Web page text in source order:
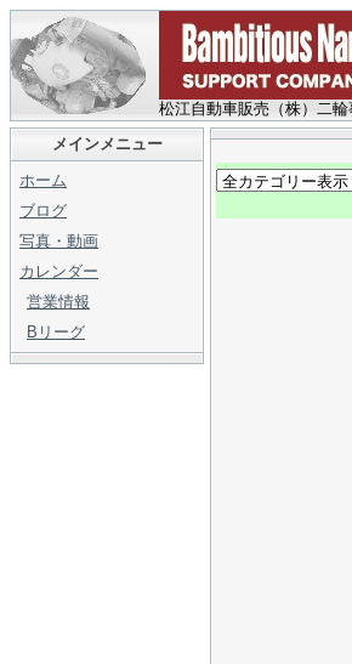
松江自動車販売（株）二輪
メインメニュー
ホーム
ブログ
写真・動画
カレンダー
営業情報
Bリーグ